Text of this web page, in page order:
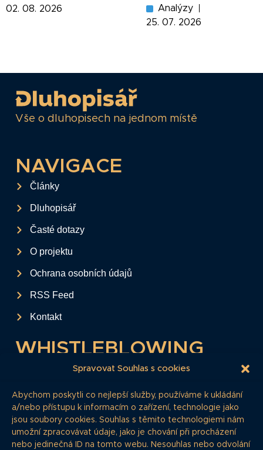
Spravovat Souhlas s cookies
Abychom poskytli co nejlepší služby, používáme k ukládání
a/nebo přístupu k informacím o zařízení, technologie jako
jsou soubory cookies. Souhlas s těmito technologiemi nám
umožní zpracovávat údaje, jako je chování při procházení
nebo jedinečná ID na tomto webu. Nesouhlas nebo odvolání
02. 08. 2026
Analýzy
25. 07. 2026
Vše o dluhopisech na jednom místě
NAVIGACE
Články
Dluhopisář
Časté dotazy
O projektu
Ochrana osobních údajů
RSS Feed
Kontakt
WHISTLEBLOWING
Tento formulář slouží k anonymnímu zaslání
dluhopisům.
Pokud si myslíte, že máte informace, o
kterých by redakce měla vědět, zde nám je